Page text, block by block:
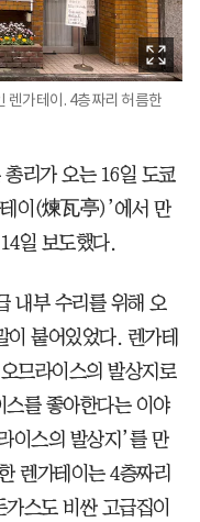
렌가테이. 4층짜리 허름한
리가 오는 16일 도쿄
이(煉瓦亭)’에서 만
일 보도했다.
내부 수리를 위해 오
붙어있었다. 렌가테
므라이스의 발상지로
를 좋아한다는 이야
이스의 발상지’를 만
렌가테이는 4층짜리
스도 비싼 고급집이